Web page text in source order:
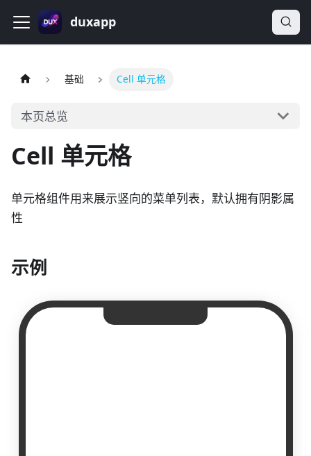
duxapp
基础 Cell 单元格
本页总览
Cell 单元格
单元格组件用来展示竖向的菜单列表，默认拥有阴影属
性
示例